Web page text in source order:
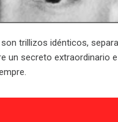
trillizos idénticos,
secreto extraordinario